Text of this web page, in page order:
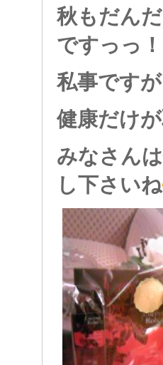
秋もだん
ですっっ！
私事です
健康だけ
みなさん
し下さいね